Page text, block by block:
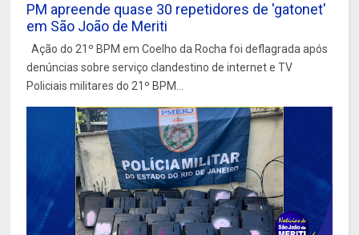
PM apreende quase 30 repetidores de 'gatonet'
em São João de Meriti
Ação do 21º BPM em Coelho da Rocha foi deflagrada após
denúncias sobre serviço clandestino de internet e TV
Policiais militares do 21º BPM...